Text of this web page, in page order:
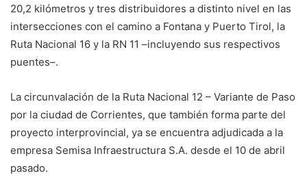
20,2 kilómetros y tres distribuidores a distinto nivel en las
intersecciones con el camino a Fontana y Puerto Tirol, la
Ruta Nacional 16 y la RN 11 –incluyendo sus respectivos
puentes–.
La circunvalación de la Ruta Nacional 12 – Variante de Paso
por la ciudad de Corrientes, que también forma parte del
proyecto interprovincial, ya se encuentra adjudicada a la
empresa Semisa Infraestructura S.A. desde el 10 de abril
pasado.